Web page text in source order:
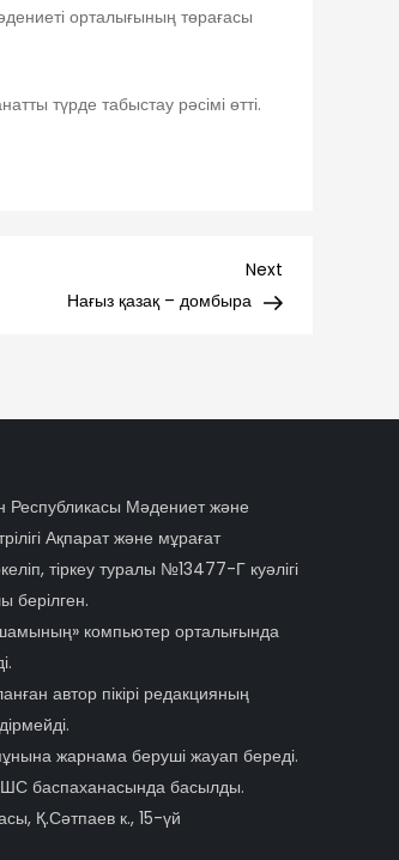
орталығының төрағасы
түрде табыстау рәсімі өтті.
Post
Next
Нағыз қазақ – домбыра
Республикасы Мәдениет және
Ақпарат және мұрағат
тіркеу туралы №13477-Г куәлігі
берілген.
компьютер орталығында
автор пікірі редакцияның
жарнама беруші жауап береді.
баспаханасында басылды.
Қ.Сәтпаев к., 15-үй